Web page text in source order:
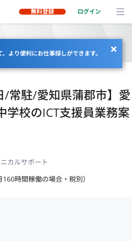
無料登録 ログイン
より便利にお仕事探しができます。
/常駐/愛知県蒲郡市】愛
学校のICT支援員業務案
カルサポート
時間稼働の場合・税別）